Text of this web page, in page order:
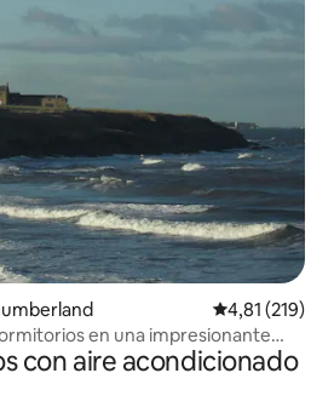
Calificación
4,81 (219)
en una impresionante
con aire acondicionado